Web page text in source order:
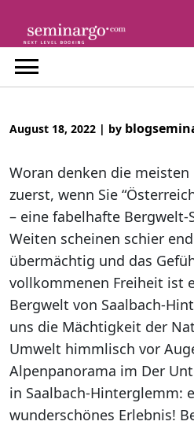
content
August 18, 2022 | by
Woran denken die meisten
zuerst, wenn Sie
– eine fabelhafte Bergwelt-
Weiten scheinen schier
übermächtig und das
vollkommenen Freiheit ist
Bergwelt von Saalbach-
uns die Mächtigkeit der
Umwelt himmlisch vor
Alpenpanorama im Der
in Saalbach-Hinterglemm:
wunderschönes Erlebnis!